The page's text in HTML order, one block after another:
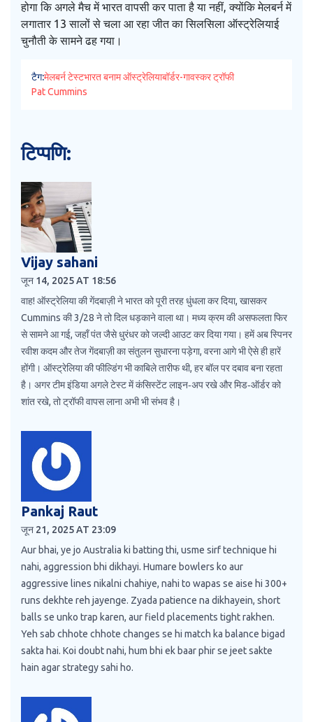
होगा कि अगले मैच में भारत वापसी कर पाता है या नहीं, क्योंकि मेलबर्न में
लगातार 13 सालों से चला आ रहा जीत का सिलसिला ऑस्ट्रेलियाई
चुनौती के सामने ढह गया।
टैग:मेलबर्न टेस्टभारत बनाम ऑस्ट्रेलियाबॉर्डर-गावस्कर ट्रॉफी
Pat Cummins
टिप्पणि:
Vijay sahani
जून 14, 2025 AT 18:56
वाह! ऑस्ट्रेलिया की गेंदबाज़ी ने भारत को पूरी तरह धुंधला कर दिया, खासकर
Cummins की 3/28 ने तो दिल धड़काने वाला था। मध्य क्रम की असफलता फिर
से सामने आ गई, जहाँ पंत जैसे धुरंधर को जल्दी आउट कर दिया गया। हमें अब स्पिनर
रवीश कदम और तेज गेंदबाज़ी का संतुलन सुधारना पड़ेगा, वरना आगे भी ऐसे ही हारें
होंगी। ऑस्ट्रेलिया की फील्डिंग भी काबिले तारीफ थी, हर बॉल पर दबाव बना रहता
है। अगर टीम इंडिया अगले टेस्ट में कंसिस्टेंट लाइन‑अप रखे और मिड‑ऑर्डर को
शांत रखे, तो ट्रॉफी वापस लाना अभी भी संभव है।
Pankaj Raut
जून 21, 2025 AT 23:09
Aur bhai, ye jo Australia ki batting thi, usme sirf technique hi
nahi, aggression bhi dikhayi. Humare bowlers ko aur
aggressive lines nikalni chahiye, nahi to wapas se aise hi 300+
runs dekhte reh jayenge. Zyada patience na dikhayein, short
balls se unko trap karen, aur field placements tight rakhen.
Yeh sab chhote chhote changes se hi match ka balance bigad
sakta hai. Koi doubt nahi, hum bhi ek baar phir se jeet sakte
hain agar strategy sahi ho.